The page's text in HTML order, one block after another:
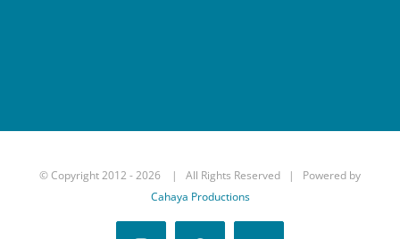
© Copyright 2012 -2026 | All Rights Reserved | Powered by
Cahaya Productions